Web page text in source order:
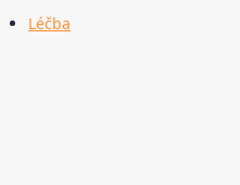
Léčba